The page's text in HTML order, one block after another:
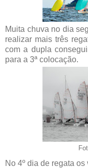
Muita chuva no dia
realizar mais três
com a dupla
para a 3ª colocação.
No 4º dia de regata